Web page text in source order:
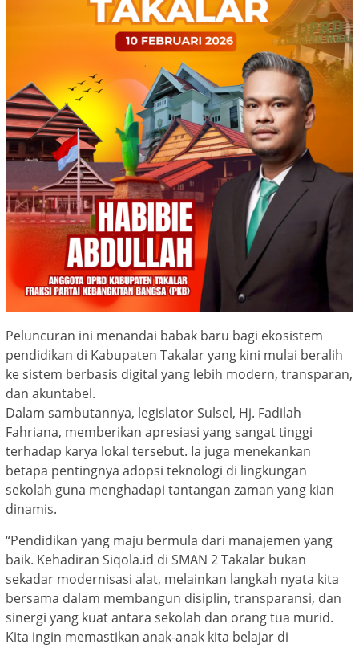
Peluncuran ini menandai babak baru bagi ekosistem
pendidikan di Kabupaten Takalar yang kini mulai beralih
ke sistem berbasis digital yang lebih modern, transparan,
dan akuntabel.
Dalam sambutannya, legislator Sulsel, Hj. Fadilah
Fahriana, memberikan apresiasi yang sangat tinggi
terhadap karya lokal tersebut. Ia juga menekankan
betapa pentingnya adopsi teknologi di lingkungan
sekolah guna menghadapi tantangan zaman yang kian
dinamis.
“Pendidikan yang maju bermula dari manajemen yang
baik. Kehadiran Siqola.id di SMAN 2 Takalar bukan
sekadar modernisasi alat, melainkan langkah nyata kita
bersama dalam membangun disiplin, transparansi, dan
sinergi yang kuat antara sekolah dan orang tua murid.
Kita ingin memastikan anak-anak kita belajar di